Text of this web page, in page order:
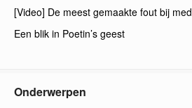
[Video] De meest gemaakte fout bij
Een blik in Poetin’s geest
Onderwerpen